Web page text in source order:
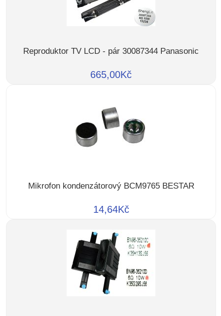
Reproduktor TV LCD - pár 30087344 Panasonic
665,00Kč
Mikrofon kondenzátorový BCM9765 BESTAR
14,64Kč